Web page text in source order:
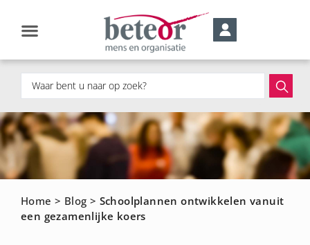
Home > Blog > Schoolplannen ontwikkelen vanuit
een gezamenlijke koers